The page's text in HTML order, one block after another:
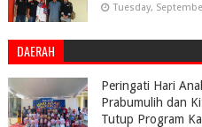
Tuesday,
DAERAH
Peringati Hari
Prabumulih dan
Tutup Program